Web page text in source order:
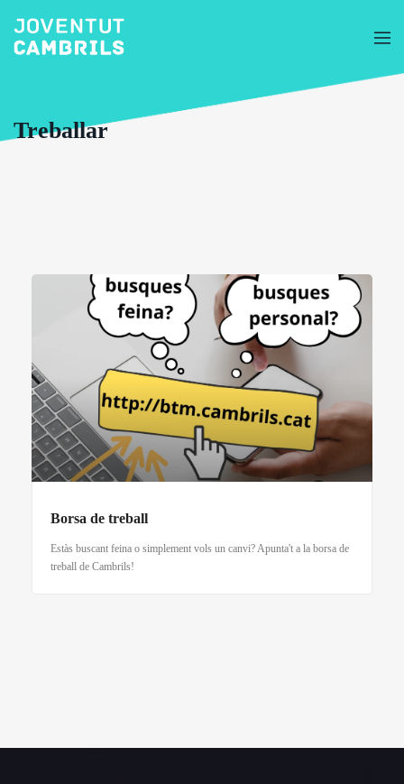
Treballar
Borsa de treball
Estàs buscant feina o simplement vols un canvi? Apunta't a la borsa de
treball de Cambrils!